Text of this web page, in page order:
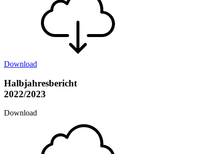
Download
Halbjahresbericht
2022/2023
Download